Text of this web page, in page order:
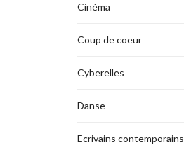
Cinéma
Coup de coeur
Cyberelles
Danse
Ecrivains contemporains